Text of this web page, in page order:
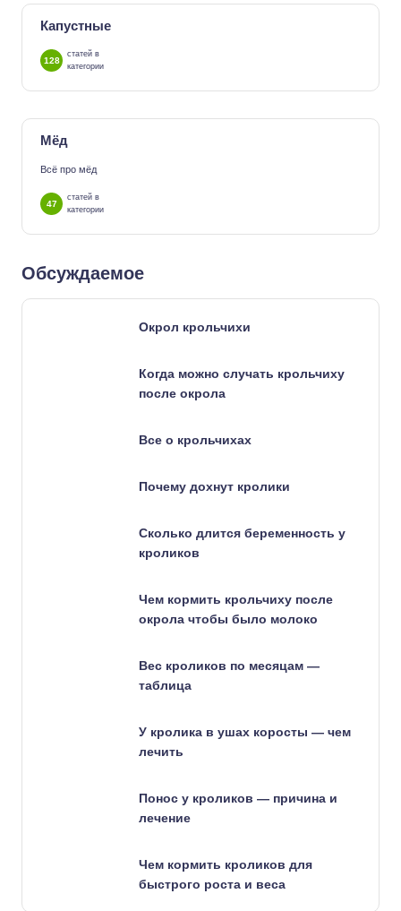
Капустные
128
статей в
категории
Мёд
Всё про мёд
47
статей в
категории
Обсуждаемое
Окрол крольчихи
Когда можно случать крольчиху
после окрола
Все о крольчихах
Почему дохнут кролики
Сколько длится беременность у
кроликов
Чем кормить крольчиху после
окрола чтобы было молоко
Вес кроликов по месяцам —
таблица
У кролика в ушах коросты — чем
лечить
Понос у кроликов — причина и
лечение
Чем кормить кроликов для
быстрого роста и веса